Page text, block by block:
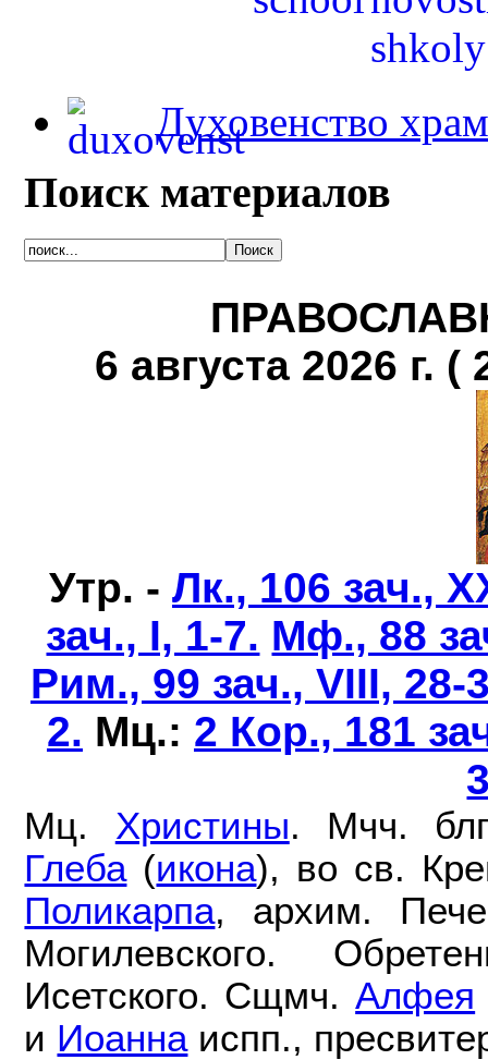
Духовенство
Поиск материалов
6 августа 2026 г. (
Утр. - Лк., 106 зач.,
зач., I, 1-7. Мф., 88
Рим., 99 зач., VIII, 28-
2. Мц.: 2 Кор., 181
Мц. Христины. Мчч.
Глеба (икона), во св.
Поликарпа, архим.
Могилевского.
Исетского. Сщмч. Алфея
и Иоанна испп.,